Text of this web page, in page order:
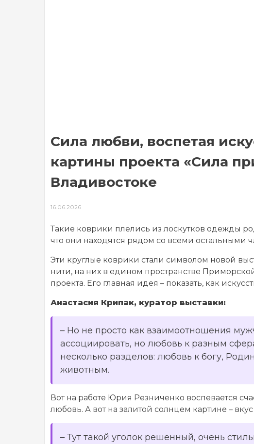
Сила любви, воспетая
картины проекта «Сила
Владивостоке
16.06.2026
Такие коврики плелись из лоскутков одежды
что они находятся рядом со всеми остальными
Эти круглые коврики стали символом новой
нити, на них в едином пространстве
проекта. Его главная идея – показать, как
Анастасия Крипак, куратор выставки:
– Но не просто как взаимоотношения
ассоциировать, но любовь к разным
несколько разделов: любовь к богу,
животным.
Вот на работе Юрия Резниченко воспевается
любовь. А вот на залитой солнцем картине –
– Тут такой уголок решенный, очень